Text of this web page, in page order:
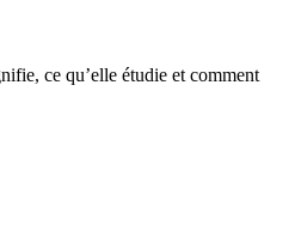
ce qu’elle étudie et comment